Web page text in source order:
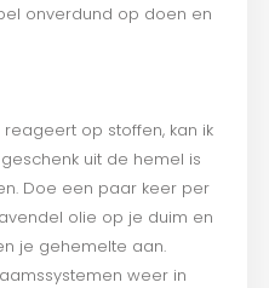
onverdund op doen en
op stoffen, kan ik
uit de hemel is
Doe een paar keer per
olie op je duim en
je gehemelte aan.
weer in